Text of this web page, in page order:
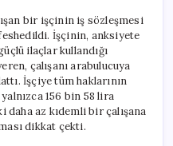
bir işçinin iş sözleşmesi
İşçinin, anksiyete
ilaçlar kullandığı
çalışanı arabulucuya
İşçiye tüm haklarının
156 bin 58 lira
daha az kıdemli bir çalışana
dikkat çekti.